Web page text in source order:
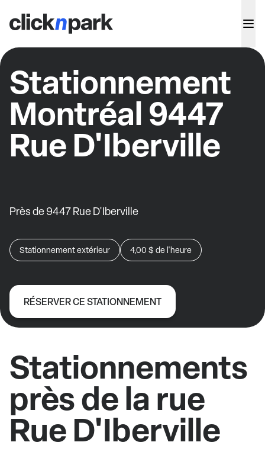
Stationnement
Montréal 9447
Rue D'Iberville
Près de 9447 Rue D'Iberville
Stationnement extérieur 4,00 $ de l'heure
RÉSERVER CE STATIONNEMENT
Stationnements
près de la rue
Rue D'Iberville